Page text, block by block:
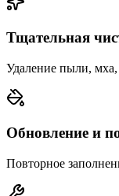
Тщательная
Удаление пыли, мха,
Обновление и
Повторное